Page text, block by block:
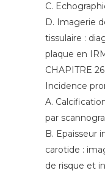
C.
D. Imagerie
tissulaire :
plaque en
CHAPITRE 26
Incidence
A.
par
B. Epaisseur
carotide :
de risque et